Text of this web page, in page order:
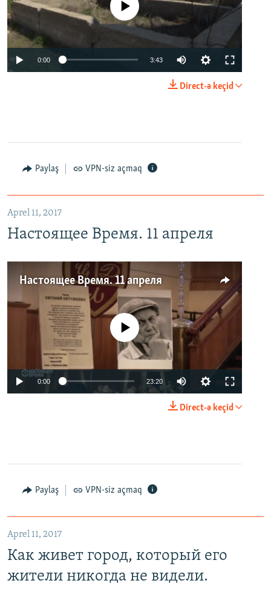
No media source currently available
0:00 3:43
Direct-ə keçid
Paylaş VPN-siz açmaq
Aprel 11, 2017
Настоящее Время. 11 апреля
Настоящее Время. 11 апреля
No media source currently available
0:00 23:20
Direct-ə keçid
Paylaş VPN-siz açmaq
Aprel 11, 2017
Как живет город, который его
жители никогда не видели.